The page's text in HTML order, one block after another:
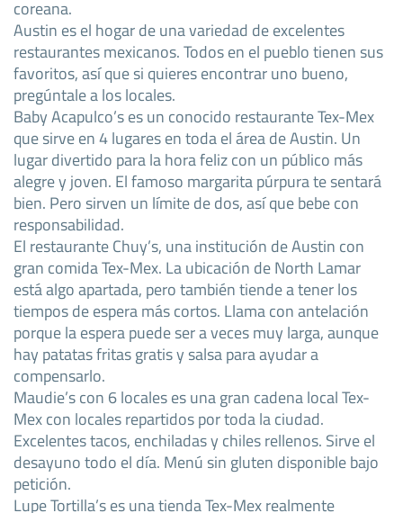
coreana.
Austin es el hogar de una variedad de excelentes
restaurantes mexicanos. Todos en el pueblo tienen sus
favoritos, así que si quieres encontrar uno bueno,
pregúntale a los locales.
Baby Acapulco’s es un conocido restaurante Tex-Mex
que sirve en 4 lugares en toda el área de Austin. Un
lugar divertido para la hora feliz con un público más
alegre y joven. El famoso margarita púrpura te sentará
bien. Pero sirven un límite de dos, así que bebe con
responsabilidad.
El restaurante Chuy’s, una institución de Austin con
gran comida Tex-Mex. La ubicación de North Lamar
está algo apartada, pero también tiende a tener los
tiempos de espera más cortos. Llama con antelación
porque la espera puede ser a veces muy larga, aunque
hay patatas fritas gratis y salsa para ayudar a
compensarlo.
Maudie’s con 6 locales es una gran cadena local Tex-
Mex con locales repartidos por toda la ciudad.
Excelentes tacos, enchiladas y chiles rellenos. Sirve el
desayuno todo el día. Menú sin gluten disponible bajo
petición.
Lupe Tortilla’s es una tienda Tex-Mex realmente